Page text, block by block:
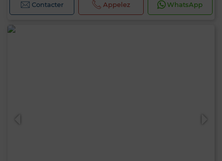
Contacter Appelez WhatsApp